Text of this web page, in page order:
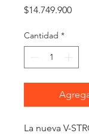
$14.749.900
Cantidad *
La nueva V-